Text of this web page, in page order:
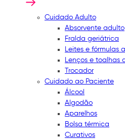
Cuidado Adulto
Absorvente adulto
Fralda geriátrica
Leites e fórmulas
Lenços e toalhas
Trocador
Cuidado ao Paciente
Álcool
Algodão
Aparelhos
Bolsa térmica
Curativos